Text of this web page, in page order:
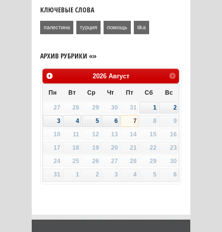
КЛЮЧЕВЫЕ СЛОВА
палестина турция помощь tika
АРХИВ РУБРИКИ «»
2026 Август
Пн Вт Ср Чт Пт Сб Вс
27 28 29 30 31 1
2
3
4 5 6 7 8
9
10
11 12 13 14 15
16
17
18 19 20 21 22
23
24
25 26 27 28 29
30
31
1 2 3 4 5 6